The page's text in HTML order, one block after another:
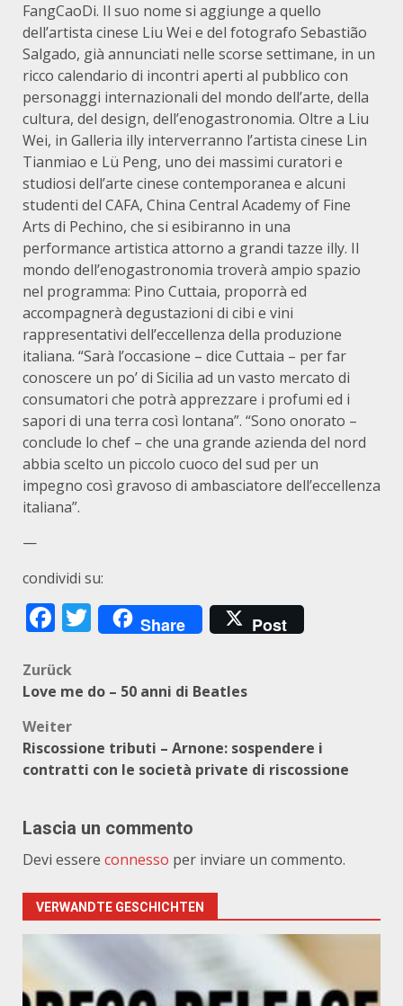
FangCaoDi. Il suo nome si aggiunge a quello
dell’artista cinese Liu Wei e del fotografo Sebastião
Salgado, già annunciati nelle scorse settimane, in un
ricco calendario di incontri aperti al pubblico con
personaggi internazionali del mondo dell’arte, della
cultura, del design, dell’enogastronomia. Oltre a Liu
Wei, in Galleria illy interverranno l’artista cinese Lin
Tianmiao e Lü Peng, uno dei massimi curatori e
studiosi dell’arte cinese contemporanea e alcuni
studenti del CAFA, China Central Academy of Fine
Arts di Pechino, che si esibiranno in una
performance artistica attorno a grandi tazze illy. Il
mondo dell’enogastronomia troverà ampio spazio
nel programma: Pino Cuttaia, proporrà ed
accompagnerà degustazioni di cibi e vini
rappresentativi dell’eccellenza della produzione
italiana. “Sarà l’occasione – dice Cuttaia – per far
conoscere un po’ di Sicilia ad un vasto mercato di
consumatori che potrà apprezzare i profumi ed i
sapori di una terra così lontana”. “Sono onorato –
conclude lo chef – che una grande azienda del nord
abbia scelto un piccolo cuoco del sud per un
impegno così gravoso di ambasciatore dell’eccellenza
italiana”.
—
condividi su:
Facebook
Twitter
Share Post
Beitragsnavigation
Zurück
Love me do – 50 anni di Beatles
Weiter
Riscossione tributi – Arnone: sospendere i
contratti con le società private di riscossione
Lascia un commento
Devi essere connesso per inviare un commento.
VERWANDTE GESCHICHTEN